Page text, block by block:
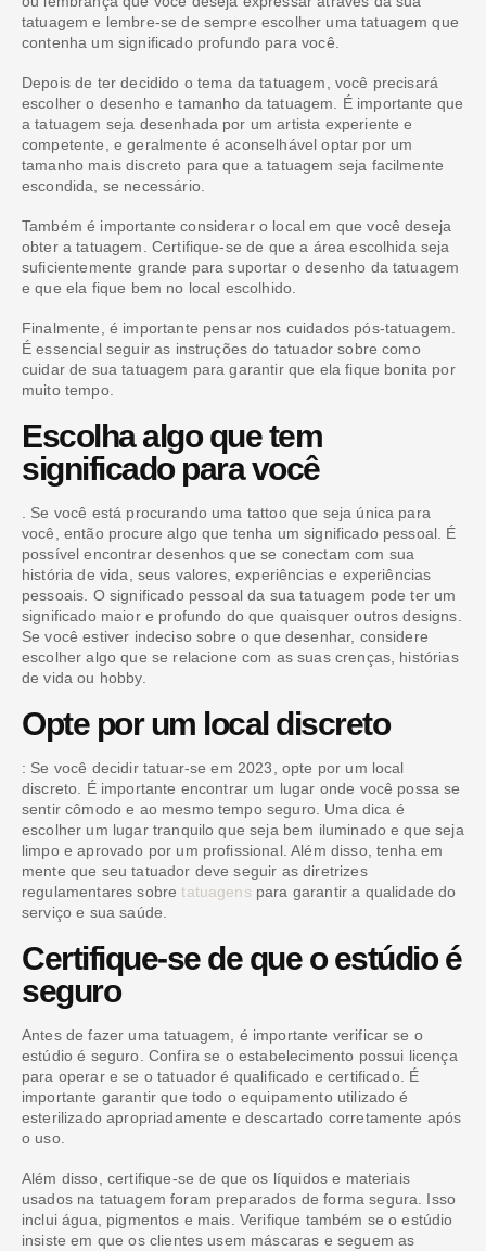
tatuagem e lembre-se de sempre escolher uma tatuagem que
contenha um significado profundo para você.
Depois de ter decidido o tema da tatuagem, você precisará
escolher o desenho e tamanho da tatuagem. É importante que
a tatuagem seja desenhada por um artista experiente e
competente, e geralmente é aconselhável optar por um
tamanho mais discreto para que a tatuagem seja facilmente
escondida, se necessário.
Também é importante considerar o local em que você deseja
obter a tatuagem. Certifique-se de que a área escolhida seja
suficientemente grande para suportar o desenho da tatuagem
e que ela fique bem no local escolhido.
Finalmente, é importante pensar nos cuidados pós-tatuagem.
É essencial seguir as instruções do tatuador sobre como
cuidar de sua tatuagem para garantir que ela fique bonita por
muito tempo.
Escolha algo que tem
significado para você
. Se você está procurando uma tattoo que seja única para
você, então procure algo que tenha um significado pessoal. É
possível encontrar desenhos que se conectam com sua
história de vida, seus valores, experiências e experiências
pessoais. O significado pessoal da sua tatuagem pode ter um
significado maior e profundo do que quaisquer outros designs.
Se você estiver indeciso sobre o que desenhar, considere
escolher algo que se relacione com as suas crenças, histórias
de vida ou hobby.
Opte por um local discreto
: Se você decidir tatuar-se em 2023, opte por um local
discreto. É importante encontrar um lugar onde você possa se
sentir cômodo e ao mesmo tempo seguro. Uma dica é
escolher um lugar tranquilo que seja bem iluminado e que seja
limpo e aprovado por um profissional. Além disso, tenha em
mente que seu tatuador deve seguir as diretrizes
regulamentares sobretatuagens para garantir a qualidade do
serviço e sua saúde.
Certifique-se de que o estúdio é
seguro
Antes de fazer uma tatuagem, é importante verificar se o
estúdio é seguro. Confira se o estabelecimento possui licença
para operar e se o tatuador é qualificado e certificado. É
importante garantir que todo o equipamento utilizado é
esterilizado apropriadamente e descartado corretamente após
o uso.
Além disso, certifique-se de que os líquidos e materiais
usados ​​na tatuagem foram preparados de forma segura. Isso
inclui água, pigmentos e mais. Verifique também se o estúdio
insiste em que os clientes usem máscaras e seguem as